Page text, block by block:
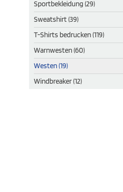
Sportbekleidung (29)
Sweatshirt (39)
T-Shirts bedrucken (119)
Warnwesten (60)
Westen (19)
Windbreaker (12)